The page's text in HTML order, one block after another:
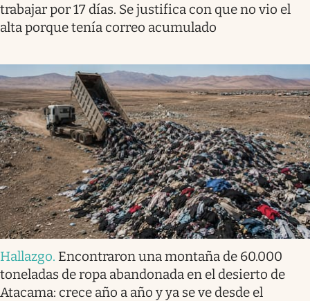
trabajar por 17 días. Se justifica con que no vio el
alta porque tenía correo acumulado
Hallazgo. Encontraron una montaña de 60.000
toneladas de ropa abandonada en el desierto de
Atacama: crece año a año y ya se ve desde el